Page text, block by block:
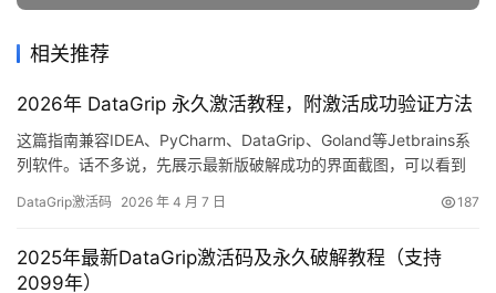
相关推荐
2026年 DataGrip 永久激活教程，附激活成功验证方法
这篇指南兼容IDEA、PyCharm、DataGrip、Goland等Jetbrains系
列软件。话不多说，先展示最新版破解成功的界面截图，可以看到
的方式，手把手教你如何将DataGrip激活至2099年。当然这个激活
本，我都已为大家准备…
DataGrip激活码 2026 年 4 月 7 日 187
2025年最新DataGrip激活码及永久破解教程（支持
2099年）